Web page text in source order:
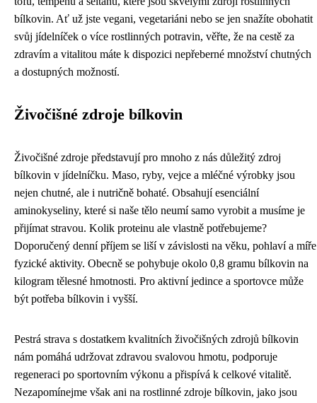
bílkovin. Ať už jste vegani, vegetariáni nebo se jen snažíte obohatit
svůj jídelníček o více rostlinných potravin, věřte, že na cestě za
zdravím a vitalitou máte k dispozici nepřeberné množství chutných
a dostupných možností.
Živočišné zdroje bílkovin
Živočišné zdroje představují pro mnoho z nás důležitý zdroj
bílkovin v jídelníčku. Maso, ryby, vejce a mléčné výrobky jsou
nejen chutné, ale i nutričně bohaté. Obsahují esenciální
aminokyseliny, které si naše tělo neumí samo vyrobit a musíme je
přijímat stravou. Kolik proteinu ale vlastně potřebujeme?
Doporučený denní příjem se liší v závislosti na věku, pohlaví a míře
fyzické aktivity. Obecně se pohybuje okolo 0,8 gramu bílkovin na
kilogram tělesné hmotnosti. Pro aktivní jedince a sportovce může
být potřeba bílkovin i vyšší.
Pestrá strava s dostatkem kvalitních živočišných zdrojů bílkovin
nám pomáhá udržovat zdravou svalovou hmotu, podporuje
regeneraci po sportovním výkonu a přispívá k celkové vitalitě.
Nezapomínejme však ani na rostlinné zdroje bílkovin, jako jsou